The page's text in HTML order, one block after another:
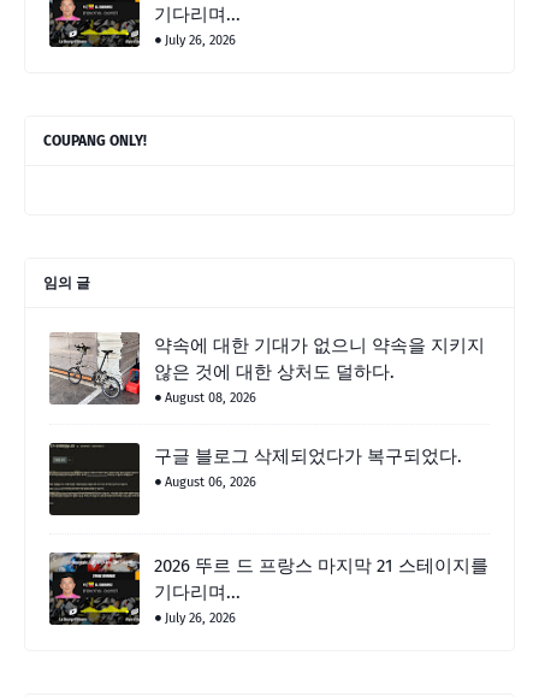
기다리며...
July 26, 2026
COUPANG ONLY!
임의 글
약속에 대한 기대가 없으니 약속을 지키지
않은 것에 대한 상처도 덜하다.
August 08, 2026
구글 블로그 삭제되었다가 복구되었다.
August 06, 2026
2026 뚜르 드 프랑스 마지막 21 스테이지를
기다리며...
July 26, 2026